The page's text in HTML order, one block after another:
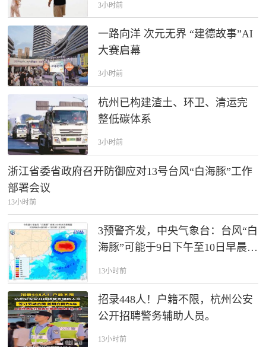
3小时前
一路向洋 次元无界 “建德故事”AI
大赛启幕
3小时前
杭州已构建渣土、环卫、清运完
整低碳体系
3小时前
浙江省委省政府召开防御应对13号台风“白海豚”工作
部署会议
13小时前
3预警齐发，中央气象台：台风“白
海豚”可能于9日下午至10日早晨在
浙江到福建北部沿海登陆；今晚
到明晚，云南、四川等地可能发
生山洪
13小时前
招录448人！户籍不限，杭州公安
公开招聘警务辅助人员。
13小时前